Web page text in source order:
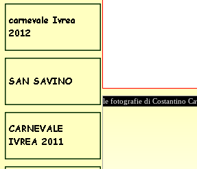
le fotografie di Costantino